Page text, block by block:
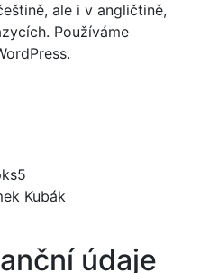
ale i v angličtině,
Používáme
Kubák
údaje